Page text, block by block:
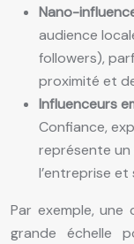
Nano-
audience
followers),
proximité et
Influenceurs
Confiance,
représente
l’entreprise et
Par exemple,
grande échelle